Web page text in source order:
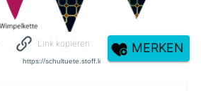
Link kopieren MERKEN